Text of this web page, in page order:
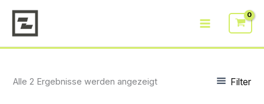
Inhalt
springen
Alle 2 Ergebnisse werden angezeigt Filter